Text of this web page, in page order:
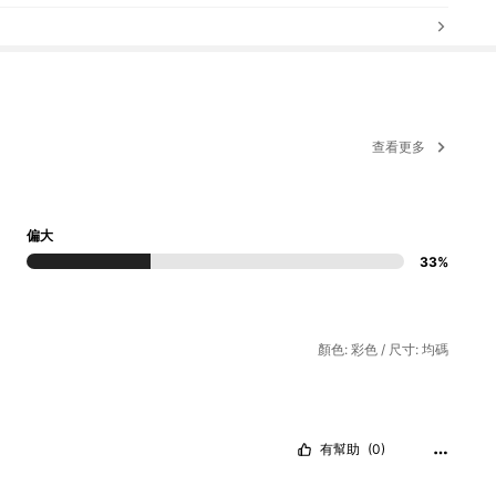
查看更多
偏大
33%
顏色: 彩色 / 尺寸: 均碼
有幫助 (0)